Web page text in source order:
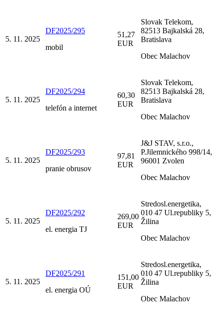
5. 11. 2025
DF2025/295
mobil
51,27
EUR
Slovak Telekom,
82513 Bajkalská 28,
Bratislava
Obec Malachov
5. 11. 2025
DF2025/294
telefón a internet
60,30
EUR
Slovak Telekom,
82513 Bajkalská 28,
Bratislava
Obec Malachov
5. 11. 2025
DF2025/293
pranie obrusov
97,81
EUR
J&J STAV, s.r.o.,
P.Jilemnického 998/14,
96001 Zvolen
Obec Malachov
5. 11. 2025
DF2025/292
el. energia TJ
269,00
EUR
Stredosl.energetika,
010 47 Ul.republiky 5,
Žilina
Obec Malachov
5. 11. 2025
DF2025/291
el. energia OÚ
151,00
EUR
Stredosl.energetika,
010 47 Ul.republiky 5,
Žilina
Obec Malachov